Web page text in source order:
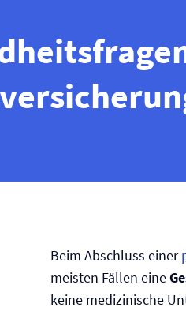
Beim Abschluss einer
meisten Fällen eine
keine medizinische